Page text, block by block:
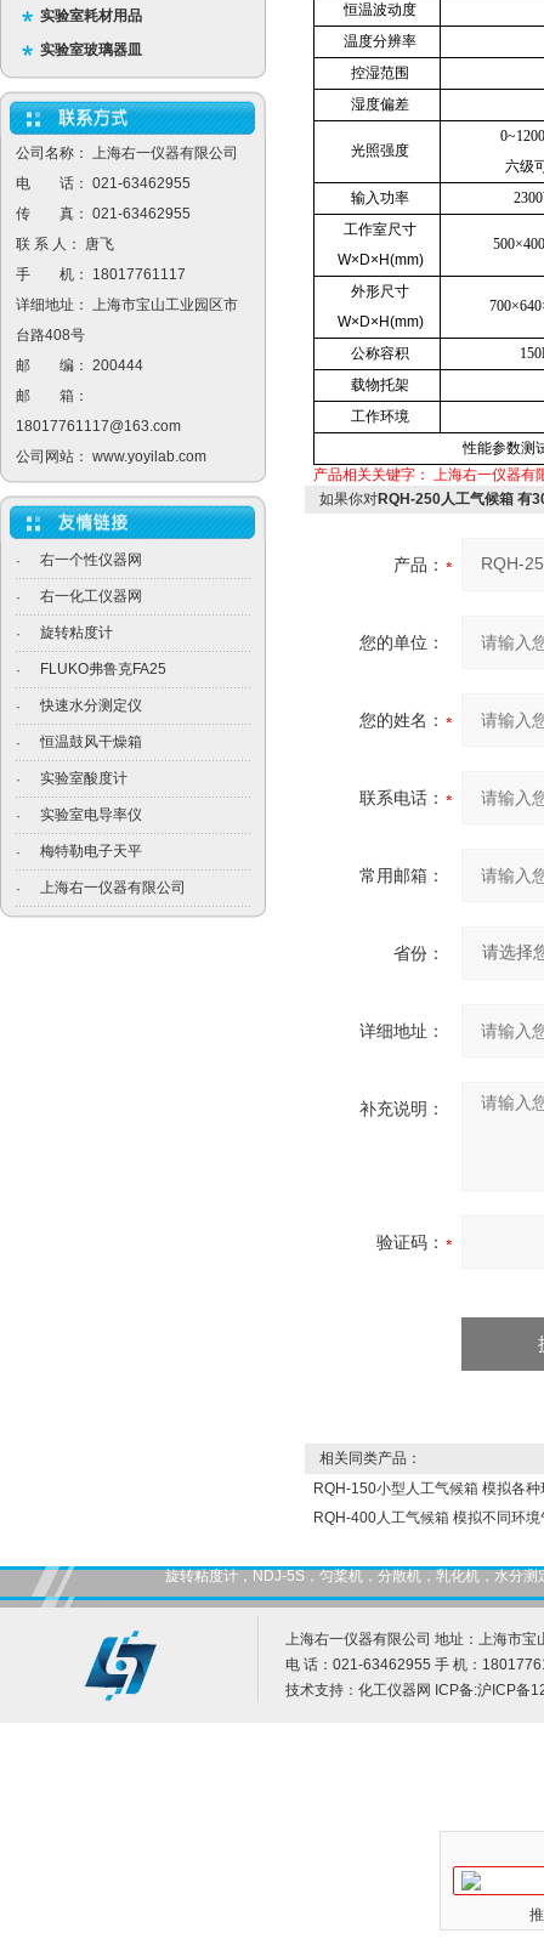
实验室耗材用品
实验室玻璃器皿
公司名称： 上海右一仪器有限公司
电 话： 021-63462955
传 真： 021-63462955
联 系 人： 唐飞
手 机： 18017761117
详细地址： 上海市宝山工业园区市
台路408号
邮 编： 200444
邮 箱：
18017761117@163.com
公司网站： www.yoyilab.com
· 右一个性仪器网
· 右一化工仪器网
· 旋转粘度计
· FLUKO弗鲁克FA25
· 快速水分测定仪
· 恒温鼓风干燥箱
· 实验室酸度计
· 实验室电导率仪
· 梅特勒电子天平
· 上海右一仪器有限公司
恒温波动度
温度分辨率
控湿范围
湿度偏差
光照强度
六级
输入功率
工作室尺寸
W×D×H(mm)
外形尺寸
W×D×H(mm)
公称容积
载物托架
工作环境
性能参数测
产品相关关键字： 上海右一仪器有
如果你对RQH-250人工气候箱 有
产品：
您的单位：
您的姓名：
联系电话：
常用邮箱：
省份：
详细地址：
补充说明：
验证码：
相关同类产品：
RQH-150小型人工气候箱 模拟各
RQH-400人工气候箱 模拟不同环
旋转粘度计，NDJ-5S，匀桨机，分散机，乳化机，水分
上海右一仪器有限公司 地址：上海市宝
电 话：021-63462955 手 机：
技术支持： 化工仪器网 ICP备:沪ICP备